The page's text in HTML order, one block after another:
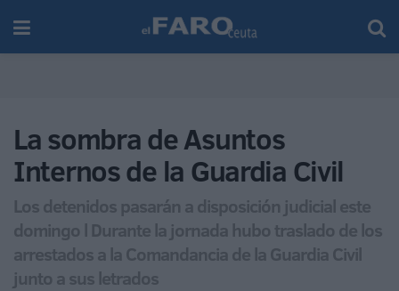
La sombra de Asuntos
Internos de la Guardia Civil
Los detenidos pasarán a disposición judicial este
domingo l Durante la jornada hubo traslado de los
arrestados a la Comandancia de la Guardia Civil
junto a sus letrados